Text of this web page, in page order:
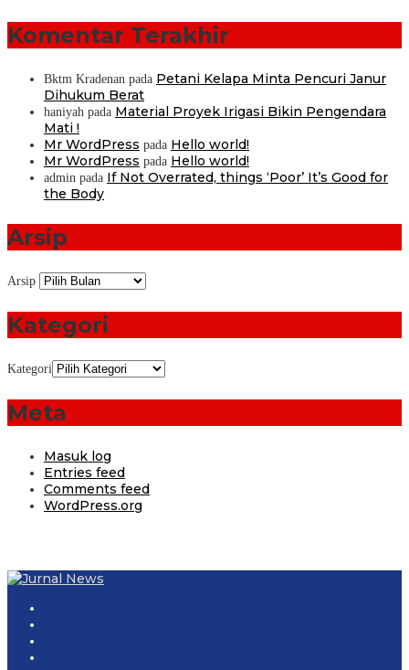
Komentar Terakhir
Bktm Kradenan pada Petani Kelapa Minta Pencuri Janur
Dihukum Berat
haniyah pada Material Proyek Irigasi Bikin Pengendara
Mati !
Mr WordPress pada Hello world!
Mr WordPress pada Hello world!
admin pada If Not Overrated, things ‘Poor’ It’s Good for
the Body
Arsip
Arsip
Kategori
Kategori
Meta
Masuk log
Entries feed
Comments feed
WordPress.org